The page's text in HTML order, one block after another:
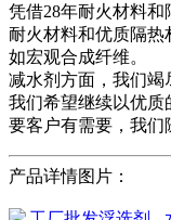
凭借28年耐火材料
耐火材料和优质隔热
如宏观合成纤维。
减水剂方面，我们竭
我们希望继续以优质
要客户有需要，我们
产品详情图片：